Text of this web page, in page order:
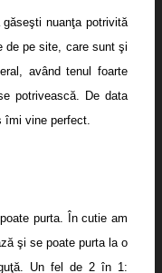
nuanţa potrivită
de pe site, care sunt şi
având tenul foarte
potrivească. De data
îmi vine perfect.
purta. În cutie am
şi se poate purta la o
Un fel de 2 în 1: